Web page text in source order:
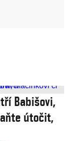
Babišovi,
útočit,